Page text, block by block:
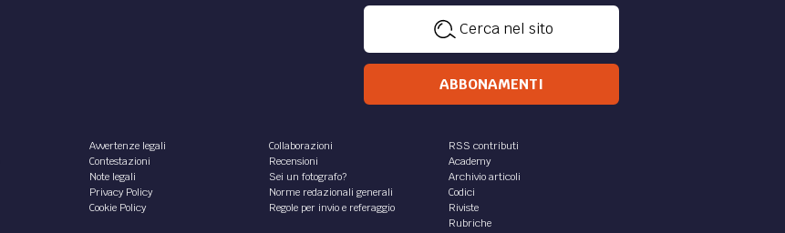
Cerca nel sito
ABBONAMENTI
Avvertenze legali
Contestazioni
Note legali
Privacy Policy
Cookie Policy
Collaborazioni
Recensioni
Sei un fotografo?
Norme redazionali generali
Regole per invio e referaggio
RSS contributi
Academy
Archivio articoli
Codici
Riviste
Rubriche